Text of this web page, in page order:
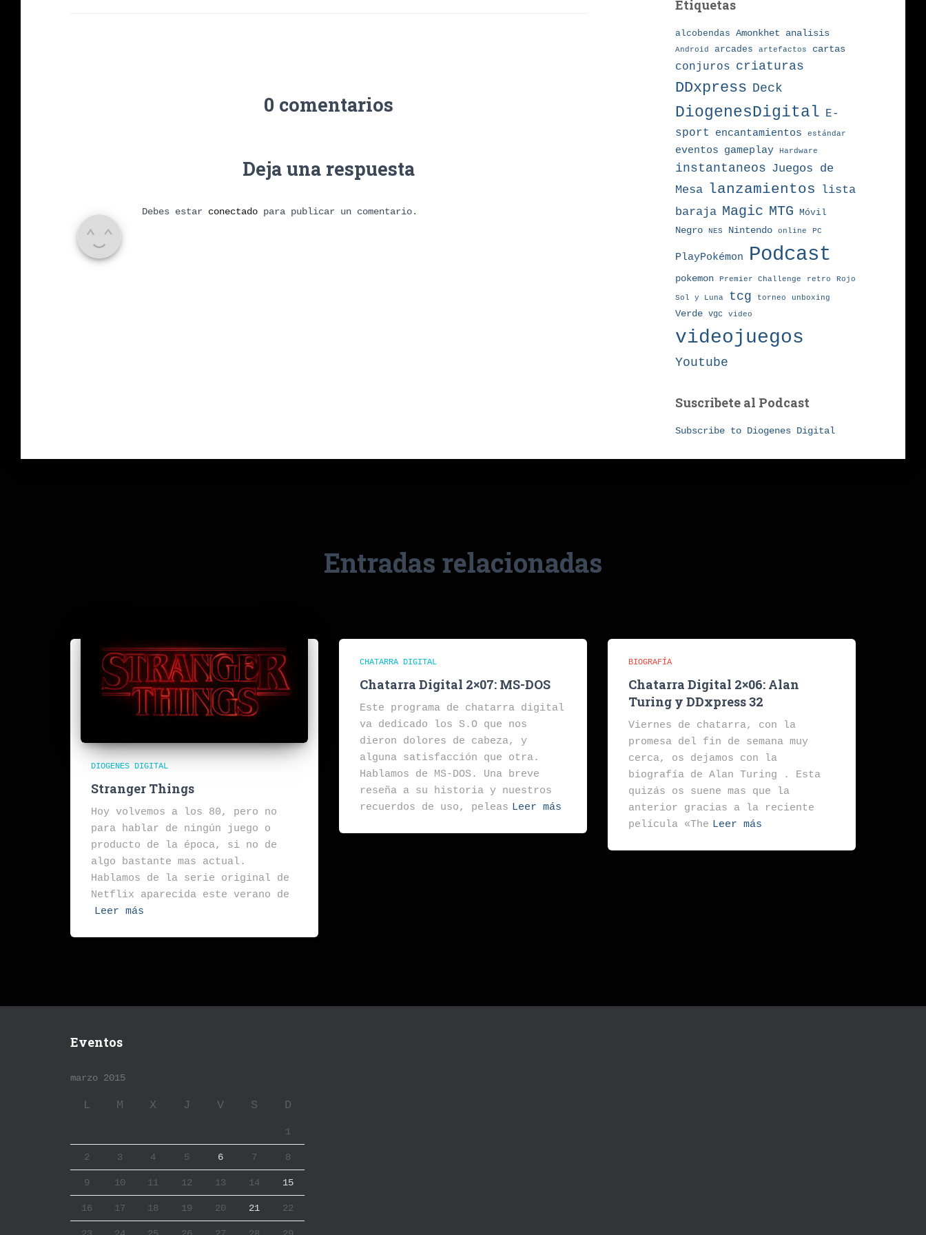
0 comentarios
Deja una respuesta
Debes estar conectado para publicar un comentario.
Etiquetas
alcobendas Amonkhet analisis
Android arcades artefactos cartas
conjuros criaturas
DDxpress Deck
DiogenesDigital E-
sport
encantamientos estándar
eventos gameplay Hardware
instantaneos Juegos de
Mesa
lanzamientos
lista
baraja Magic MTG Móvil
Negro
NES Nintendo online PC
PlayPokémon Podcast
pokemon Premier Challenge retro Rojo
Sol y Luna tcg torneo unboxing
Verde vgc video
videojuegos
Youtube
Suscribete al Podcast
Subscribe to Diogenes Digital
Entradas relacionadas
DIOGENES DIGITAL
Stranger Things
Hoy volvemos a los 80, pero no
para hablar de ningún juego o
producto de la época, si no de
algo bastante mas actual.
Hablamos de la serie original de
Netflix aparecida este verano de
Leer más
CHATARRA DIGITAL
Chatarra Digital 2×07: MS-DOS
Este programa de chatarra digital
va dedicado los S.O que nos
dieron dolores de cabeza, y
alguna satisfacción que otra.
Hablamos de MS-DOS. Una breve
reseña a su historia y nuestros
recuerdos de uso, peleas Leer más
BIOGRAFÍA
Chatarra Digital 2×06: Alan
Turing y DDxpress 32
Viernes de chatarra, con la
promesa del fin de semana muy
cerca, os dejamos con la
biografía de Alan Turing . Esta
quizás os suene mas que la
anterior gracias a la reciente
película «The Leer más
Eventos
marzo 2015
L M X J V S D
1
2 3 4 5 6 7 8
9 10 11 12 13 14 15
16 17 18 19 20 21 22